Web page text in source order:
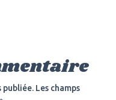
publiée. Les champs